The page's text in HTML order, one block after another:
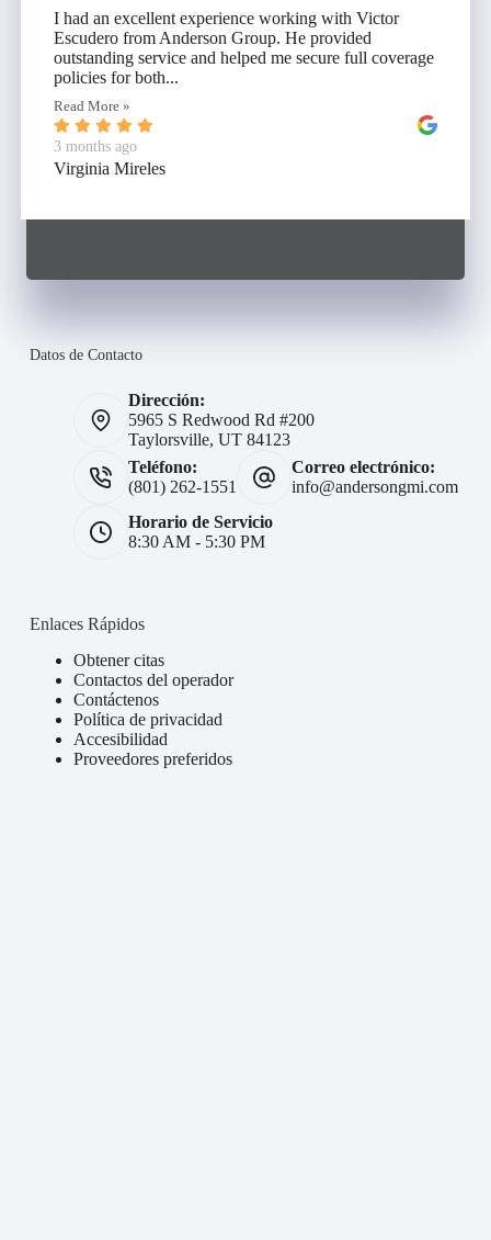
I had an excellent experience working with Victor
Escudero from Anderson Group. He provided
outstanding service and helped me secure full coverage
policies for both...
Read More »
3 months ago
Virginia Mireles
Datos de Contacto
Dirección:
5965 S Redwood Rd #200
Taylorsville, UT 84123
Teléfono:
(801) 262-1551
Correo electrónico:
info@andersongmi.com
Horario de Servicio
8:30 AM - 5:30 PM
Enlaces Rápidos
Obtener citas
Contactos del operador
Contáctenos
Política de privacidad
Accesibilidad
Proveedores preferidos